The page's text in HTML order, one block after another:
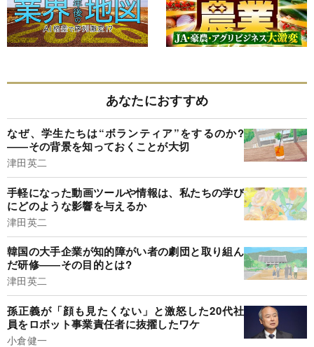
あなたにおすすめ
なぜ、学生たちは“ボランティア”をするのか?
――その背景を知っておくことが大切
津田英二
手軽になった動画ツールや情報は、私たちの学び
にどのような影響を与えるか
津田英二
韓国の大手企業が知的障がい者の劇団と取り組ん
だ研修――その目的とは?
津田英二
孫正義が「顔も見たくない」と激怒した20代社
員をロボット事業責任者に抜擢したワケ
小倉健一